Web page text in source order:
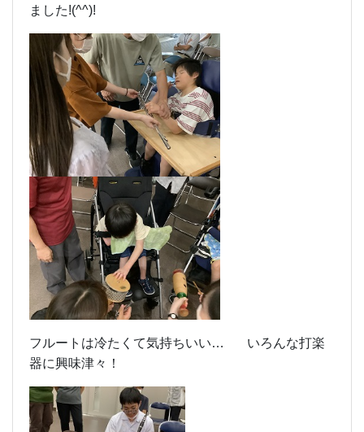
ました!(^^)!
フルートは冷たくて気持ちいい… いろんな打楽
器に興味津々！